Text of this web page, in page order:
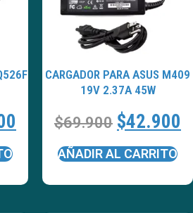
CARGADOR PARA ASUS M409
19V 2.37A 45W
$69.900 $42.900
AÑADIR AL CARRITO